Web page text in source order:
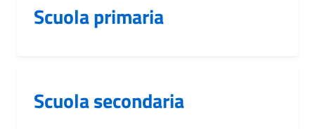
Scuola primaria
Scuola secondaria